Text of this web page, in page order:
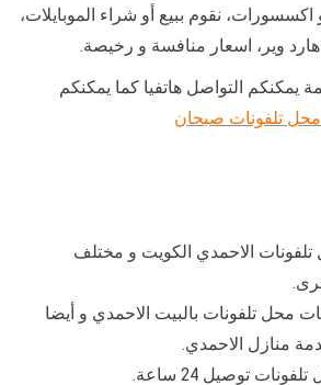
نقوم ببيع أو شراء الموبايلات،
وير، اسعار منافسة و رخيصة.
يمكنكم التواصل هاتفيا كما يمكنكم
تلفونات صبحان
الاحمدي الكويت و مختلف
محل تلفونات بالبيت الاحمدي و أيضا
منازل الاحمدي.
توصيل 24 ساعة.